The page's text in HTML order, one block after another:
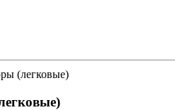
(легковые)